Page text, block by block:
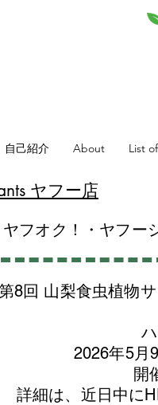
自己紹介 About List
ヤフー店
ヤフオク！・ヤフー
8回 山梨食虫植物
2026年5月
開
詳細は、近日中に